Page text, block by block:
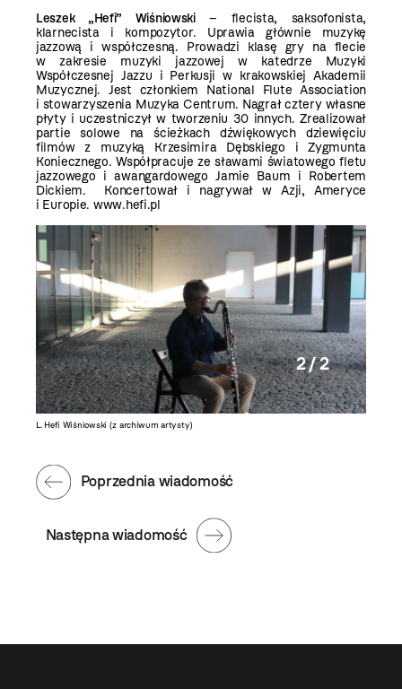
Leszek „Hefi” Wiśniowski– flecista, saksofonista,
klarnecista i kompozytor. Uprawia głównie muzykę
jazzową i współczesną. Prowadzi klasę gry na flecie
w zakresie muzyki jazzowej w katedrze Muzyki
Współczesnej Jazzu i Perkusji w krakowskiej Akademii
Muzycznej. Jest członkiem National Flute Association
i stowarzyszenia Muzyka Centrum. Nagrał cztery własne
płyty i uczestniczył w tworzeniu 30 innych. Zrealizował
partie solowe na ścieżkach dźwiękowych dziewięciu
filmów z muzyką Krzesimira Dębskiego i Zygmunta
Koniecznego. Współpracuje ze sławami światowego fletu
jazzowego i awangardowego Jamie Baum i Robertem
Dickiem. Koncertował i nagrywał w Azji, Ameryce
i Europie. www.hefi.pl
L. Hefi Wiśniowski (z archiwum artysty)
2 / 2
Następna wiadomość
Poprzednia wiadomość